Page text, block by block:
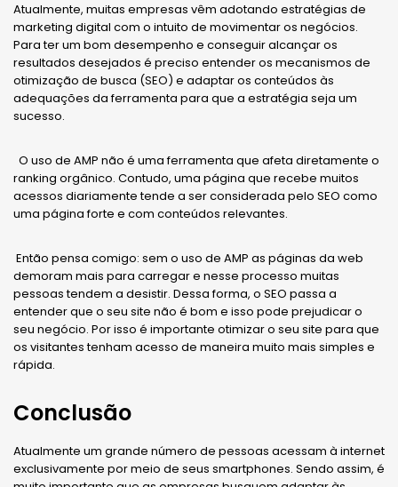
Atualmente, muitas empresas vêm adotando estratégias de
marketing digital com o intuito de movimentar os negócios.
Para ter um bom desempenho e conseguir alcançar os
resultados desejados é preciso entender os mecanismos de
otimização de busca (SEO) e adaptar os conteúdos às
adequações da ferramenta para que a estratégia seja um
sucesso.
O uso de AMP não é uma ferramenta que afeta diretamente o
ranking orgânico. Contudo, uma página que recebe muitos
acessos diariamente tende a ser considerada pelo SEO como
uma página forte e com conteúdos relevantes.
Então pensa comigo: sem o uso de AMP as páginas da web
demoram mais para carregar e nesse processo muitas
pessoas tendem a desistir. Dessa forma, o SEO passa a
entender que o seu site não é bom e isso pode prejudicar o
seu negócio. Por isso é importante otimizar o seu site para que
os visitantes tenham acesso de maneira muito mais simples e
rápida.
Conclusão
Atualmente um grande número de pessoas acessam à internet
exclusivamente por meio de seus smartphones. Sendo assim, é